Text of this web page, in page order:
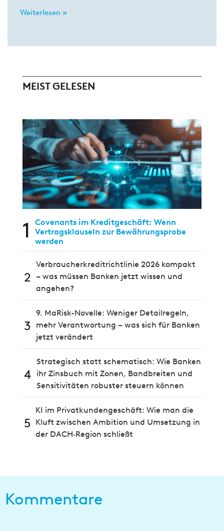
Weiterlesen »
MEIST GELESEN
1
Covenants im Kreditgeschäft: Wenn
Vertragsklauseln zur Bewährungsprobe
werden
2
Verbraucherkreditrichtlinie 2026 kompakt
– was müssen Banken jetzt wissen und
angehen?
3
9. MaRisk-Novelle: Weniger Detailregeln,
mehr Verantwortung – was sich für Banken
jetzt verändert
4
Strategisch statt schematisch: Wie Banken
ihr Zinsbuch mit Zonen, Bandbreiten und
Sensitivitäten robuster steuern können
5
KI im Privatkundengeschäft: Wie man die
Kluft zwischen Ambition und Umsetzung in
der DACH‑Region schließt
Kommentare